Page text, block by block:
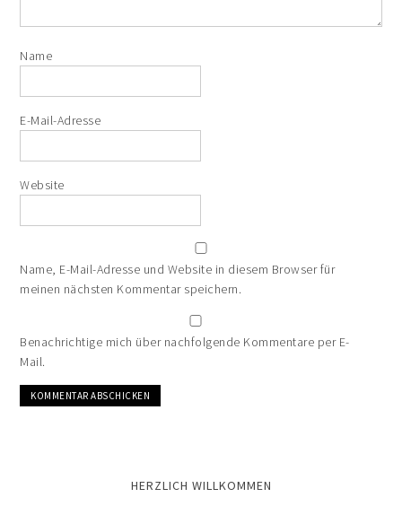
Name
E-Mail-Adresse
Website
Name, E-Mail-Adresse und Website in diesem Browser für
meinen nächsten Kommentar speichern.
Benachrichtige mich über nachfolgende Kommentare per E-
Mail.
HERZLICH WILLKOMMEN